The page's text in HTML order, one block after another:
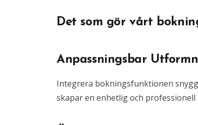
Det som gör vårt
Anpassningsbar
Integrera bokningsfunktionen
skapar en enhetlig och professionell